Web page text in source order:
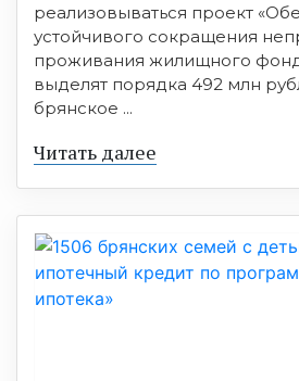
реализовываться проект
устойчивого сокращения
проживания жилищного
выделят порядка 492 млн
брянское ...
Читать далее